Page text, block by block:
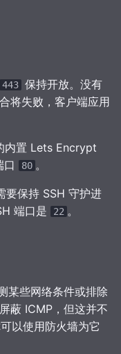
443 保持开放。没有
将失败，客户端应用
内置 Lets Encrypt
口 80 。
要保持 SSH 守护进
端口是
22 。
某些网络条件或排除
蔽 ICMP，但这并不
以使用防火墙为它